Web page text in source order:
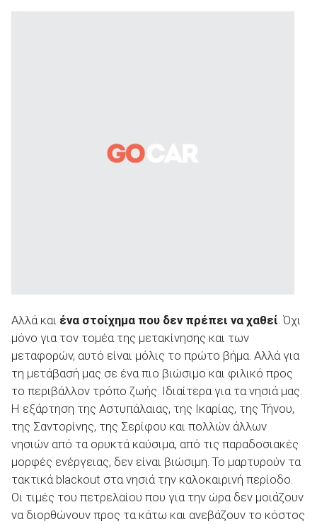
Αλλά και ένα στοίχημα που δεν πρέπει να χαθεί. Όχι
μόνο για τον τομέα της μετακίνησης και των
μεταφορών, αυτό είναι μόλις το πρώτο βήμα. Αλλά για
τη μετάβασή μας σε ένα πιο βιώσιμο και φιλικό προς
το περιβάλλον τρόπο ζωής. Ιδιαίτερα για τα νησιά μας.
Η εξάρτηση της Αστυπάλαιας, της Ικαρίας, της Τήνου,
της Σαντορίνης, της Σερίφου και πολλών άλλων
νησιών από τα ορυκτά καύσιμα, από τις παραδοσιακές
μορφές ενέργειας, δεν είναι βιώσιμη. Το μαρτυρούν τα
τακτικά blackout στα νησιά την καλοκαιρινή περίοδο.
Οι τιμές του πετρελαίου που για την ώρα δεν μοιάζουν
να διορθώνουν προς τα κάτω και ανεβάζουν το κόστος